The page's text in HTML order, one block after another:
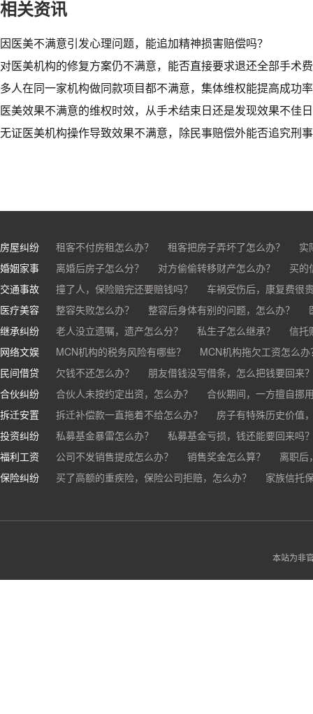
相关资讯
因医美不满意引发心理问题，能追加精神损害赔偿吗？​
对医美机构的修复方案仍不满意，能否直接要求退还全部手术
多人在同一家机构做同款项目都不满意，集体维权能提高成功
医美效果不满意的维权时效，从手术结束日还是发现效果不佳
无证医美机构操作导致效果不满意，除民事赔偿外能否追究刑
房屋纠纷 租客不付房租怎么办？ 租客把房子弄坏了怎么办？
实
房东不退押金怎么办？
买房的定金能退吗？ 买的房子
婚姻家事 离婚后房子怎么分？ 对方偷偷转移财产怎么办？
买的
离婚了公司股权怎么处理？
离婚后财产怎么分？
交通事故 撞了人，保险赔完还要赔钱吗？
车祸受伤后，康复费很
交通事故中，医保和对方赔偿能同时拿吗？
车祸导致人
医疗美容 整容失败怎么办？ 整容后身体有别的问题，怎么办？
医美机构宣传的与实际结果不符怎么办？
医疗事故怎么
医疗器械出问题，怎么办？
继承纠纷 老人没立遗嘱，遗产怎么分？ 私生子怎么继承？
信托
基金怎么继承？
股票怎么继承？
网络文娱 MCN机构的税务风险有哪些？
MCN机构拖欠工资怎么办
抖音账号归谁？
民间借贷 欠钱不还怎么办？
朋友借钱没写借条，怎么把钱要回来
帮人担保借款，对方不还，我要承担全部责任吗？
合伙纠纷 合伙人未按约定出资，怎么办？
合伙期间，一方擅自挪
和合伙人有矛盾，怎么办？
拆迁安置 拆迁补偿款一直拖着不给怎么办？
房子有特殊历史价值
投资纠纷
私募基金暴雷怎么办？
私募基金亏损，钱还能要回来吗
福利工资
公司不发销售提成怎么办？ 销售奖金怎么算？
离职后
销售目标未完成，公司有权不发提成和奖金吗？
公司变
保险纠纷 买了高额的重疾险，保险公司拒赔，怎么办？
家族信托
本站为非